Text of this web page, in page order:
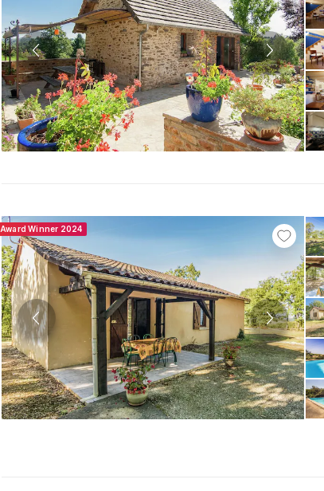
Award Winner 2024